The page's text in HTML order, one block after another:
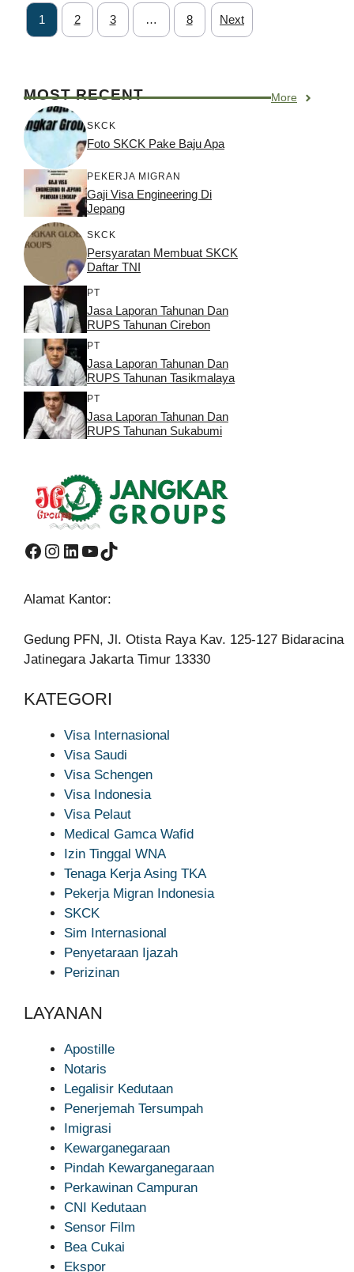
1 2 3 … 8 Next
MOST RECENT More
SKCK
Foto SKCK Pake Baju Apa
PEKERJA MIGRAN
Gaji Visa Engineering Di
Jepang
SKCK
Persyaratan Membuat SKCK
Daftar TNI
PT
Jasa Laporan Tahunan Dan
RUPS Tahunan Cirebon
PT
Jasa Laporan Tahunan Dan
RUPS Tahunan Tasikmalaya
PT
Jasa Laporan Tahunan Dan
RUPS Tahunan Sukabumi
Facebook
Instagram
LinkedIn
YouTube
TikTok
Alamat Kantor:
Gedung PFN, Jl. Otista Raya Kav. 125-127 Bidaracina
Jatinegara Jakarta Timur 13330
KATEGORI
Visa Internasional
Visa Saudi
Visa Schengen
Visa Indonesia
Visa Pelaut
Medical Gamca Wafid
Izin Tinggal WNA
Tenaga Kerja Asing TKA
Pekerja Migran Indonesia
SKCK
Sim Internasional
Penyetaraan Ijazah
Perizinan
LAYANAN
Apostille
Notaris
Legalisir Kedutaan
Penerjemah Tersumpah
Imigrasi
Kewarganegaraan
Pindah Kewarganegaraan
Perkawinan Campuran
CNI Kedutaan
Sensor Film
Bea Cukai
Ekspor